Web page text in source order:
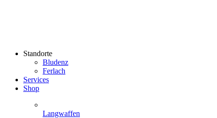
Standorte
Bludenz
Ferlach
Services
Shop
Langwaffen